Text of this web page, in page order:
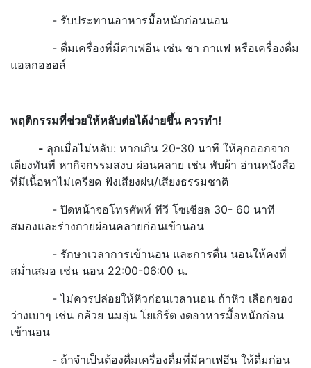
- รับประทานอาหารมื้อหนักก่อนนอน
- ดื่มเครื่องที่มีคาเฟอีน เช่น ชา กาแฟ หรือเครื่องดื่ม
แอลกอฮอล์
พฤติกรรมที่ช่วยให้หลับต่อได้ง่ายขึ้น ควรทำ!
- ลุกเมื่อไม่หลับ: หากเกิน 20-30 นาที ให้ลุกออกจาก
เตียงทันที หากิจกรรมสงบ ผ่อนคลาย เช่น พับผ้า อ่านหนังสือ
ที่มีเนื้อหาไม่เครียด ฟังเสียงฝน/เสียงธรรมชาติ
- ปิดหน้าจอโทรศัพท์ ทีวี โซเชียล 30- 60 นาที
สมองและร่างกายผ่อนคลายก่อนเข้านอน
- รักษาเวลาการเข้านอน และการตื่น นอนให้คงที่
สม่ำเสมอ เช่น นอน 22:00-06:00 น.
- ไม่ควรปล่อยให้หิวก่อนเวลานอน ถ้าหิว เลือกของ
ว่างเบาๆ เช่น กล้วย นมอุ่น โยเกิร์ต งดอาหารมื้อหนักก่อน
เข้านอน
- ถ้าจำเป็นต้องดื่มเครื่องดื่มที่มีคาเฟอีน ให้ดื่มก่อน